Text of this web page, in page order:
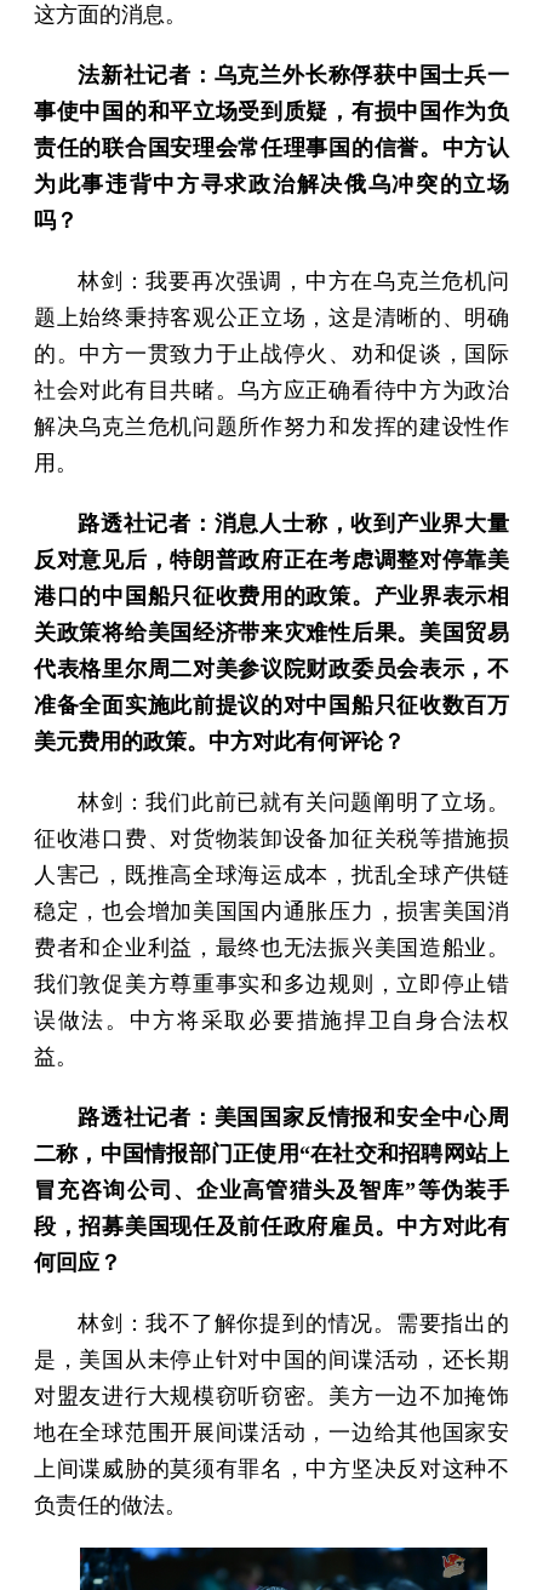
这方面的消息。
法新社记者：乌克兰外长称俘获中国士兵一
事使中国的和平立场受到质疑，有损中国作为负
责任的联合国安理会常任理事国的信誉。中方认
为此事违背中方寻求政治解决俄乌冲突的立场
吗？
林剑：我要再次强调，中方在乌克兰危机问
题上始终秉持客观公正立场，这是清晰的、明确
的。中方一贯致力于止战停火、劝和促谈，国际
社会对此有目共睹。乌方应正确看待中方为政治
解决乌克兰危机问题所作努力和发挥的建设性作
用。
路透社记者：消息人士称，收到产业界大量
反对意见后，特朗普政府正在考虑调整对停靠美
港口的中国船只征收费用的政策。产业界表示相
关政策将给美国经济带来灾难性后果。美国贸易
代表格里尔周二对美参议院财政委员会表示，不
准备全面实施此前提议的对中国船只征收数百万
美元费用的政策。中方对此有何评论？
林剑：我们此前已就有关问题阐明了立场。
征收港口费、对货物装卸设备加征关税等措施损
人害己，既推高全球海运成本，扰乱全球产供链
稳定，也会增加美国国内通胀压力，损害美国消
费者和企业利益，最终也无法振兴美国造船业。
我们敦促美方尊重事实和多边规则，立即停止错
误做法。中方将采取必要措施捍卫自身合法权
益。
路透社记者：美国国家反情报和安全中心周
二称，中国情报部门正使用“在社交和招聘网站上
冒充咨询公司、企业高管猎头及智库”等伪装手
段，招募美国现任及前任政府雇员。中方对此有
何回应？
林剑：我不了解你提到的情况。需要指出的
是，美国从未停止针对中国的间谍活动，还长期
对盟友进行大规模窃听窃密。美方一边不加掩饰
地在全球范围开展间谍活动，一边给其他国家安
上间谍威胁的莫须有罪名，中方坚决反对这种不
负责任的做法。